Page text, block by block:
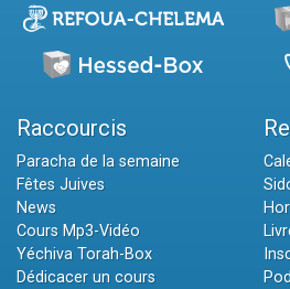
Raccourcis
Paracha de la semaine
Fêtes Juives
News
Cours Mp3-Vidéo
Yéchiva Torah-Box
Dédicacer un cours